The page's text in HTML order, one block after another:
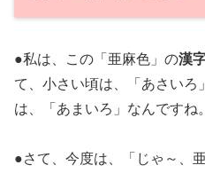
●私は、この「亜麻色」の漢
て、小さい頃は、「あさいろ
は、「あまいろ」なんですね。
●さて、今度は、「じゃ～、